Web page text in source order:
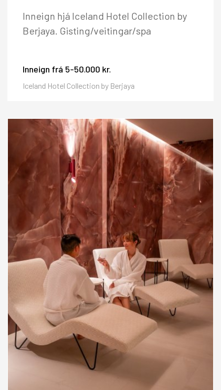
Inneign hjá Iceland Hotel Collection by
Berjaya. Gisting/veitingar/spa
Inneign frá 5-50.000 kr.
Iceland Hotel Collection by Berjaya